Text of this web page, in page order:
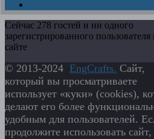
Сейчас 278 гостей и ни одного
зарегистрированного пользователя
сайте
© 2013-2024 EngСrafts. Сайт,
который вы просматриваете
использует «куки» (cookies),
делают его более
удобным для пользователей.
продолжите использовать